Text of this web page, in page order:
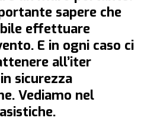
sapere che
effettuare
E in ogni caso ci
all’iter
sicurezza
Vediamo nel